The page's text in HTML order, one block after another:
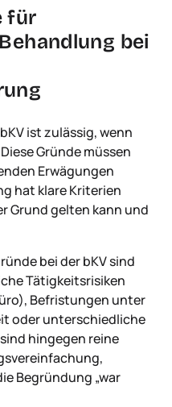
für
bei
ist zulässig, wenn
Gründe müssen
Erwägungen
hat klare Kriterien
Grund gelten kann und
bei der bKV sind
Tätigkeitsrisiken
Befristungen unter
oder unterschiedliche
hingegen reine
Begründung „war